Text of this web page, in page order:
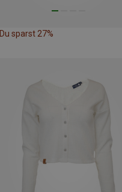
Du sparst 27%